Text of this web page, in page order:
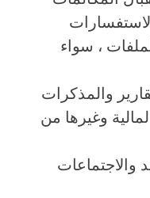
، سواء
والمذكرات
وغيرها من
والاجتماعات